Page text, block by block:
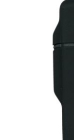
Zubehör